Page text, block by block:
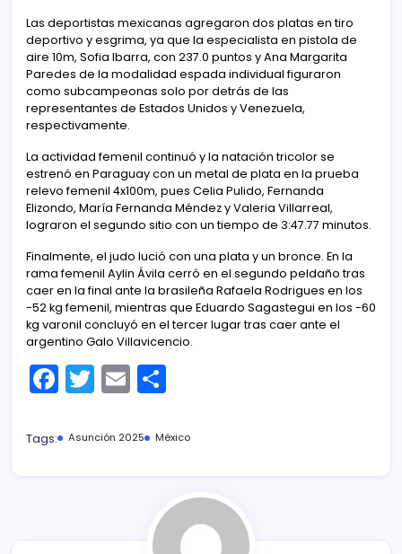
Las deportistas mexicanas agregaron dos platas en tiro
deportivo y esgrima, ya que la especialista en pistola de
aire 10m, Sofia Ibarra, con 237.0 puntos y Ana Margarita
Paredes de la modalidad espada individual figuraron
como subcampeonas solo por detrás de las
representantes de Estados Unidos y Venezuela,
respectivamente.
La actividad femenil continuó y la natación tricolor se
estrenó en Paraguay con un metal de plata en la prueba
relevo femenil 4x100m, pues Celia Pulido, Fernanda
Elizondo, María Fernanda Méndez y Valeria Villarreal,
lograron el segundo sitio con un tiempo de 3:47.77 minutos.
Finalmente, el judo lució con una plata y un bronce. En la
rama femenil Aylin Ávila cerró en el segundo peldaño tras
caer en la final ante la brasileña Rafaela Rodrigues en los
-52 kg femenil, mientras que Eduardo Sagastegui en los -60
kg varonil concluyó en el tercer lugar tras caer ante el
argentino Galo Villavicencio.
F
a
c
T
w
itt
E
m
ai m
ar
tir
Tags: Asunción 2025 México